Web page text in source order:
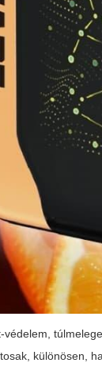
védelem,
különösen,